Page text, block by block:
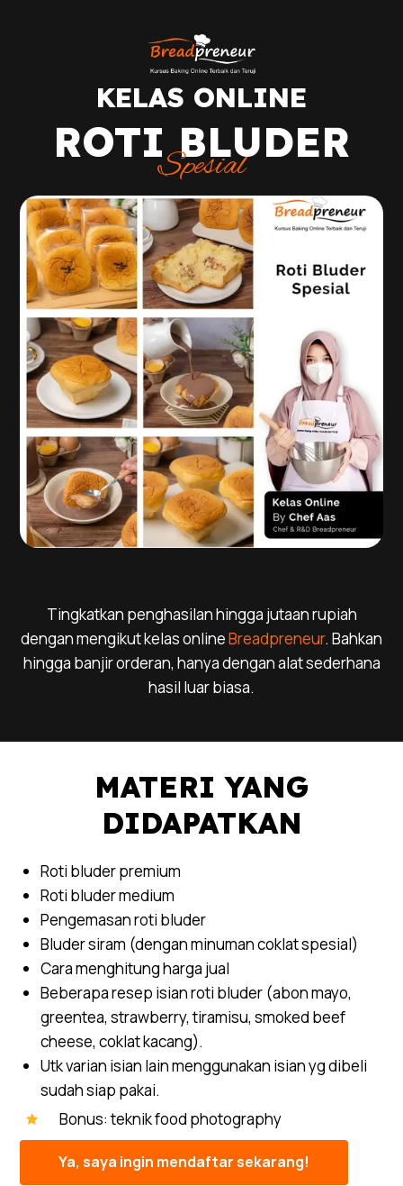
KELAS ONLINE
ROTI BLUDER
Spesial
Tingkatkan penghasilan hingga jutaan rupiah
dengan mengikut kelas onlineBreadpreneur. Bahkan
hingga banjir orderan, hanya dengan alat sederhana
hasil luar biasa.
MATERI YANG
DIDAPATKAN
Roti bluder premium
Roti bluder medium
Pengemasan roti bluder
Bluder siram (dengan minuman coklat spesial)
Cara menghitung harga jual
Beberapa resep isian roti bluder (abon mayo,
greentea, strawberry, tiramisu, smoked beef
cheese, coklat kacang).
Utk varian isian lain menggunakan isian yg dibeli
sudah siap pakai.
Bonus: teknik food photography
Ya, saya ingin mendaftar sekarang!